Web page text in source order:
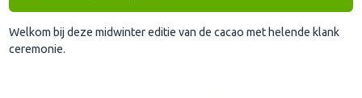
Welkom bij deze midwinter editie van de cacao met helende klank
ceremonie.